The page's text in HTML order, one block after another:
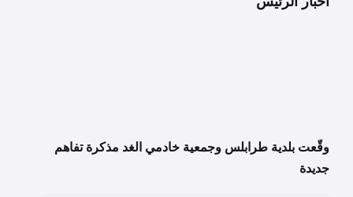
وقّعت بلدية طرابلس وجمعية خادمي الغد مذكرة تفاهم
جديدة